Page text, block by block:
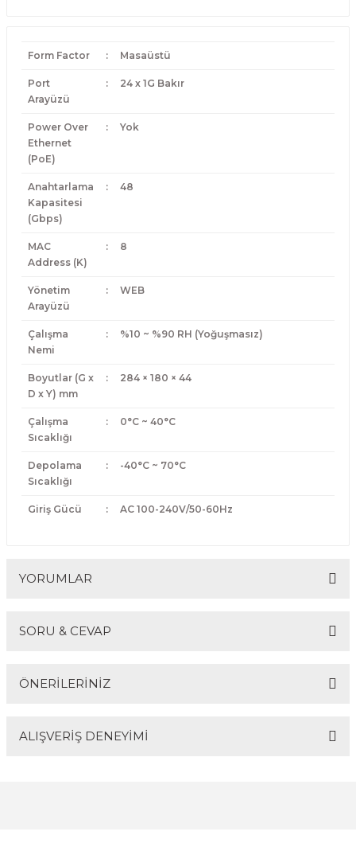
Form Factor : Masaüstü
Port
Arayüzü
: 24 x 1G Bakır
Power Over
Ethernet
(PoE)
: Yok
Anahtarlama
Kapasitesi
(Gbps)
: 48
MAC
Address (K)
: 8
Yönetim
Arayüzü
: WEB
Çalışma
Nemi
: %10 ~ %90 RH (Yoğuşmasız)
Boyutlar (G x
D x Y) mm
: 284 × 180 × 44
Çalışma
Sıcaklığı
: 0°C ~ 40°C
Depolama
Sıcaklığı
: -40°C ~ 70°C
Giriş Gücü : AC 100-240V/50-60Hz
YORUMLAR
SORU & CEVAP
ÖNERİLERİNİZ
Bu ürünün fiyat bilgisi, resim, ürün açıklamalarında ve
ALIŞVERİŞ DENEYİMİ